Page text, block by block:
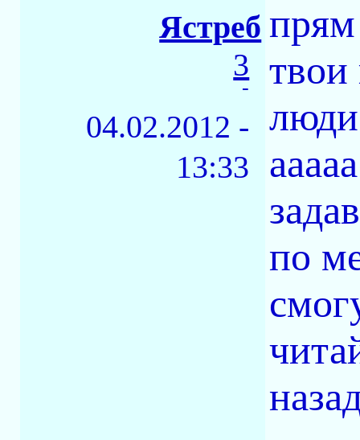
Ястреб
3
-
04.02.2012 -
13:33
прям
по